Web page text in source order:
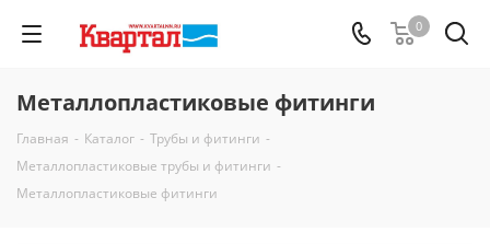
0
Металлопластиковые фитинги
Главная - Каталог - Трубы и фитинги -
Металлопластиковые трубы и фитинги -
Металлопластиковые фитинги